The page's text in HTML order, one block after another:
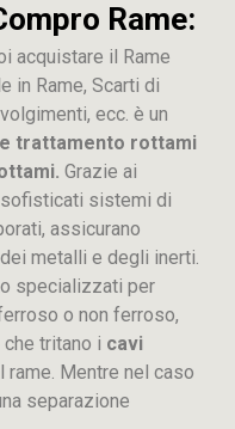
Rame:
acquistare il Rame
in Rame, Scarti di
ecc. è un
trattamento rottami
Grazie ai
sofisticati sistemi di
assicurano
metalli e degli inerti.
specializzati per
o non ferroso,
tritano i cavi
rame. Mentre nel caso
separazione